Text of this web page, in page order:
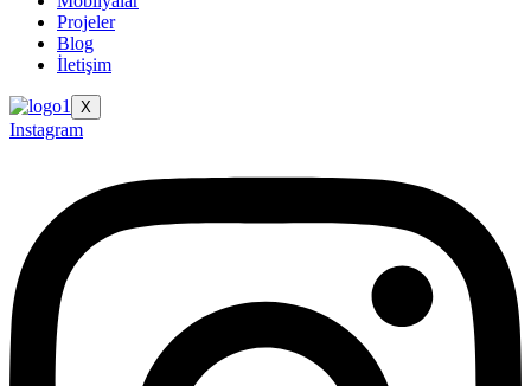
Projeler
Blog
İletişim
X
Instagram